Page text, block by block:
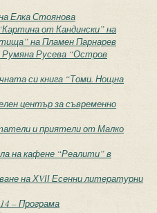
Елка Стоянова
от Кандински” на
на Пламен Парнарев
Румяна Русева “Остров
си книга “Томи. Нощна
център за съвременно
и приятели от Малко
на кафене “Реалити” в
на ХVІІ Есенни литературни
– Програма